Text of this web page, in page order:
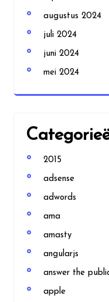
augustus 2024
juli 2024
juni 2024
mei 2024
2015
adsense
adwords
ama
amasty
angularjs
answer the
apple